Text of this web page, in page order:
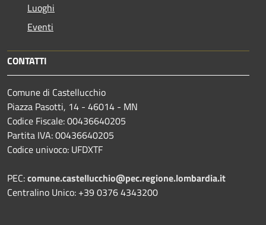
Luoghi
Eventi
CONTATTI
Comune di Castellucchio
Piazza Pasotti, 14 - 46014 - MN
Codice Fiscale: 00436640205
Partita IVA: 00436640205
Codice univoco: UFDXTF
PEC:comune.castellucchio@pec.regione.lombardia.it
Centralino Unico: +39 0376 4343200